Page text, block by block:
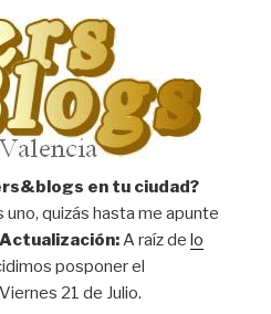
en tu ciudad?
quizás hasta me apunte
Actualización:A raíz delo
posponer el
21 de Julio.